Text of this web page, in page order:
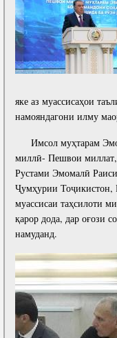
яке аз муассисаҳои
намояндагони илму
Имсол муҳтарам
миллӣ- Пешвои
Рустами Эмомалӣ
Ҷумҳурии
муассисаи таҳсилоти
қарор дода, дар оғози
намуданд.